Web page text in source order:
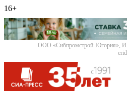
16+
ООО «Сибпромстрой-Югория»,